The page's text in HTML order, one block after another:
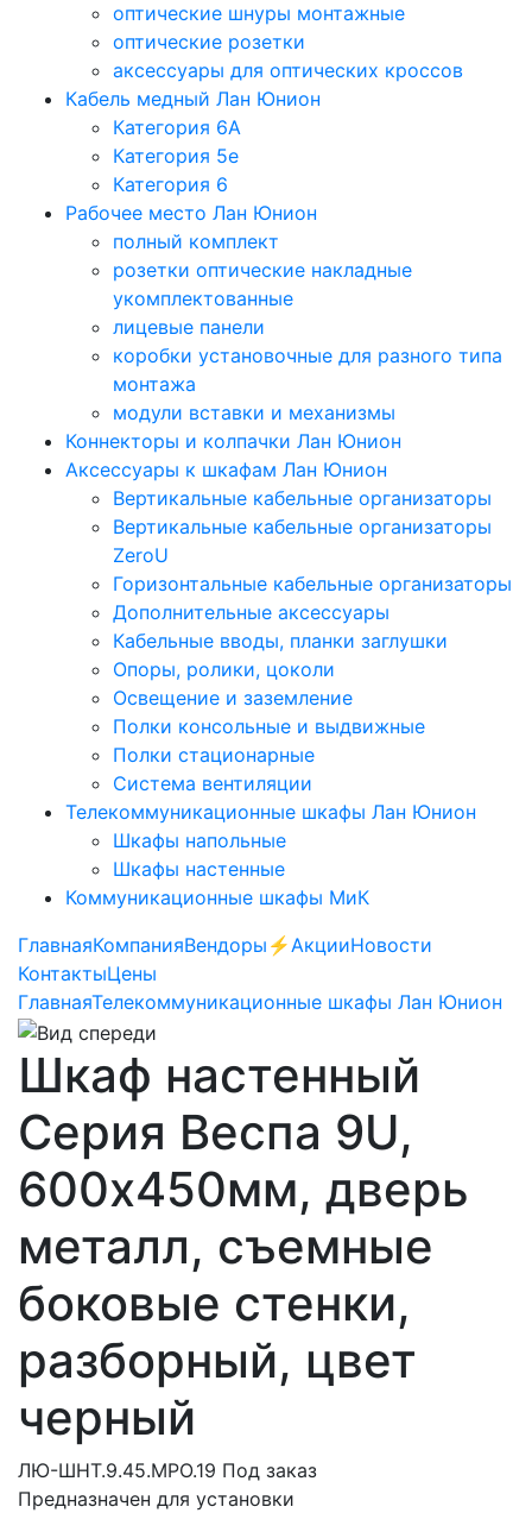
оптические шнуры монтажные
оптические розетки
аксессуары для оптических кроссов
Кабель медный Лан Юнион
Категория 6A
Категория 5e
Категория 6
Рабочее место Лан Юнион
полный комплект
розетки оптические накладные
укомплектованные
лицевые панели
коробки установочные для разного типа
монтажа
модули вставки и механизмы
Коннекторы и колпачки Лан Юнион
Аксессуары к шкафам Лан Юнион
Вертикальные кабельные организаторы
Вертикальные кабельные организаторы
ZeroU
Горизонтальные кабельные организаторы
Дополнительные аксессуары
Кабельные вводы, планки заглушки
Опоры, ролики, цоколи
Освещение и заземление
Полки консольные и выдвижные
Полки стационарные
Система вентиляции
Телекоммуникационные шкафы Лан Юнион
Шкафы напольные
Шкафы настенные
Коммуникационные шкафы МиК
ГлавнаяКомпанияВендоры ⚡️АкцииНовости
КонтактыЦены
ГлавнаяТелекоммуникационные шкафы Лан Юнион
Шкаф настенный
Серия Веспа 9U,
600х450мм, дверь
металл, съемные
боковые стенки,
разборный, цвет
черный
ЛЮ-ШНТ.9.45.МРО.19 Под заказ
Предназначен для установки